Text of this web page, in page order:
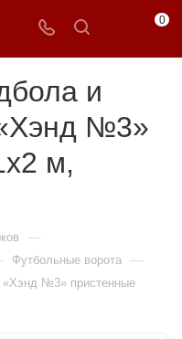
0
и
№3»
м,
—
Футбольные ворота —
«Хэнд №3» пристенные